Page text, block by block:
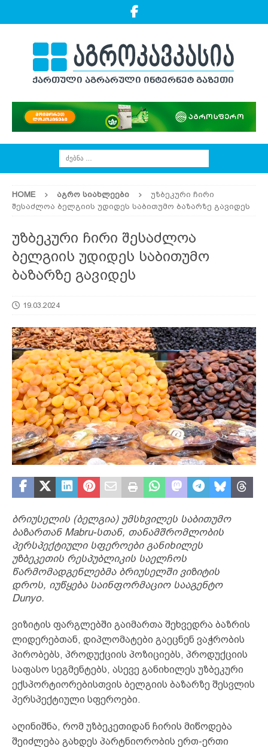
HOME ᲐᲒᲠᲝ ᲡᲘᲐᲮᲚᲔᲔᲑᲘ
უზბეკური ჩირი
შესაძლოა ბელგიის უდიდეს საბითუმო ბაზარზე გავიდეს
უზბეკური ჩირი შესაძლოა
ბელგიის უდიდეს საბითუმო
ბაზარზე გავიდეს
19.03.2024
ბრიუსელის (ბელგია) უმსხვილეს საბითუმო
ბაზართან Mabru-სთან, თანამშრომლობის
პერსპექტიული სფეროები განიხილეს
უზბეკეთის რესპუბლიკის საელჩოს
წარმომადგენლებმა ბრიუსელში ვიზიტის
დროს, იუწყება საინფორმაციო სააგენტო
Dunyo.
ვიზიტის ფარგლებში გაიმართა შეხვედრა ბაზრის
ლიდერებთან, დიპლომატები გაეცნენ ვაჭრობის
პირობებს, პროდუქციის პოზიციებს, პროდუქციის
საფასო სეგმენტებს, ასევე განიხილეს უზბეკური
ექსპორტიორებისთვის ბელგიის ბაზარზე შესვლის
პერსპექტიული სფეროები.
აღინიშნა, რომ უზბეკეთიდან ჩირის მიწოდება
შეიძლება გახდეს პარტნიორობის ერთ-ერთი